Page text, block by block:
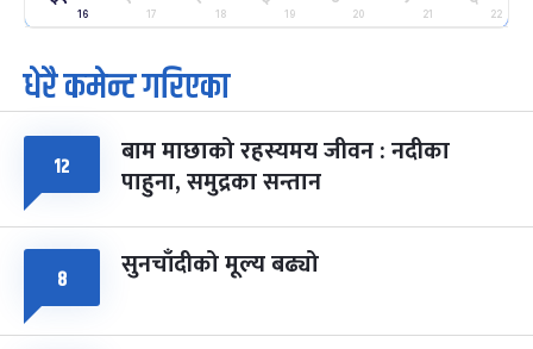
मंगल फाल्गुन २५, २०८३ Mar 9, 2027
७
आइत
पूर्णिमा व्रत
चैत्र ७, २०८३-Mar 21, 2027
८ फागुपूर्णिमा
चैत्र ८, २०८३-Mar 22, 2027
७ महिना बाँकी
16 17 18 19 20 21 22
धेरै कमेन्ट गरिएका
१२ बाम माछाको रहस्यमय जीवन : नदीका
पाहुना, समुद्रका सन्तान
८ सुनचाँदीको मूल्य बढ्यो